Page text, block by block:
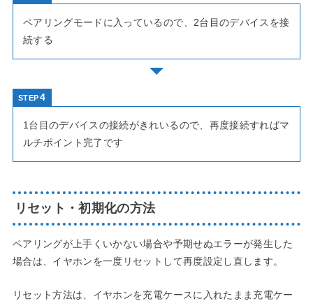
ペアリングモードに入っているので、2台目のデバイスを接
続する
STEP
1台目のデバイスの接続がきれいるので、再度接続すればマ
ルチポイント完了です
リセット・初期化の方法
ペアリングが上手くいかない場合や予期せぬエラーが発生した
場合は、イヤホンを一度リセットして再度設定し直します。
リセット方法は、イヤホンを充電ケースに入れたまま充電ケー